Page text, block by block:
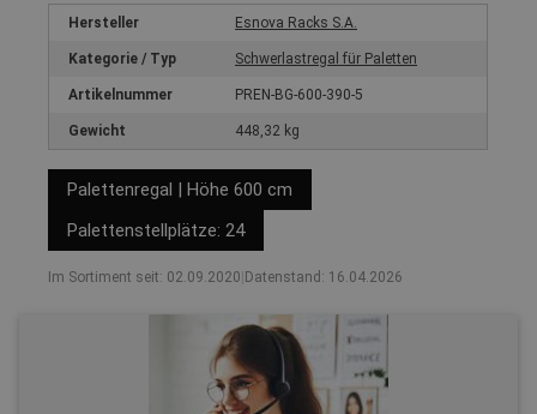
Hersteller Esnova Racks S.A.
Kategorie / Typ Schwerlastregal für Paletten
Artikelnummer PREN-BG-600-390-5
Gewicht 448,32 kg
Palettenregal | Höhe 600 cm
Palettenstellplätze: 24
Im Sortiment seit: 02.09.2020 Datenstand: 16.04.2026